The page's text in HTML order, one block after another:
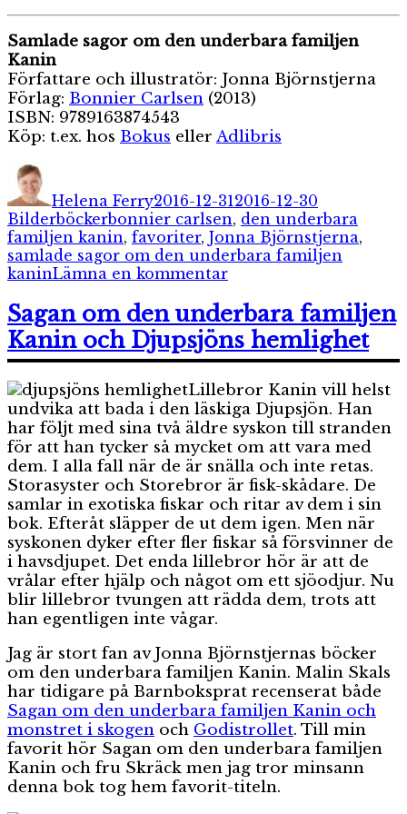
Samlade sagor om den underbara familjen
Kanin
Författare och illustratör: Jonna Björnstjerna
Förlag: Bonnier Carlsen (2013)
ISBN: 9789163874543
Köp: t.ex. hos Bokus eller Adlibris
Helena Ferry2016-12-31 2016-12-30
BilderböckerEtiketter
bonnier carlsen, den underbara
familjen kanin, favoriter, Jonna Björnstjerna,
samlade sagor om den underbara familjen
kaninLämna en kommentartill
sagor
om
den
underbara
familjen
Kanin
Sagan om den underbara familjen
Kanin och Djupsjöns hemlighet
Lillebror Kanin vill helst
undvika att bada i den läskiga Djupsjön. Han
har följt med sina två äldre syskon till stranden
för att han tycker så mycket om att vara med
dem. I alla fall när de är snälla och inte retas.
Storasyster och Storebror är fisk-skådare. De
samlar in exotiska fiskar och ritar av dem i sin
bok. Efteråt släpper de ut dem igen. Men när
syskonen dyker efter fler fiskar så försvinner de
i havsdjupet. Det enda lillebror hör är att de
vrålar efter hjälp och något om ett sjöodjur. Nu
blir lillebror tvungen att rädda dem, trots att
han egentligen inte vågar.
Jag är stort fan av Jonna Björnstjernas böcker
om den underbara familjen Kanin. Malin Skals
har tidigare på Barnboksprat recenserat både
Sagan om den underbara familjen Kanin och
monstret i skogen och Godistrollet. Till min
favorit hör Sagan om den underbara familjen
Kanin och fru Skräck men jag tror minsann
denna bok tog hem favorit-titeln.